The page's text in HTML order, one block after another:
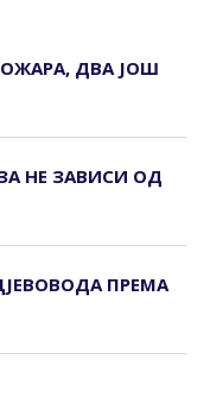
ДВА ЈОШ
НЕ ЗАВИСИ ОД
ПРЕМА